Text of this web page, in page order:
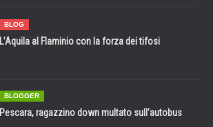
BLOG
L’Aquila al Flaminio con la forza dei tifosi
BLOGGER
Pescara, ragazzino down multato sull’autobus